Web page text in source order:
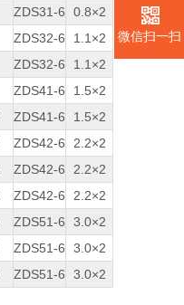
ZDS31-6
0.8×2
ZDS32-6
1.1×2
ZDS32-6
1.1×2
ZDS41-6
1.5×2
ZDS41-6
1.5×2
ZDS42-6
2.2×2
ZDS42-6
2.2×2
ZDS42-6
2.2×2
ZDS51-6
3.0×2
ZDS51-6
3.0×2
ZDS51-6
3.0×2
微信扫一扫